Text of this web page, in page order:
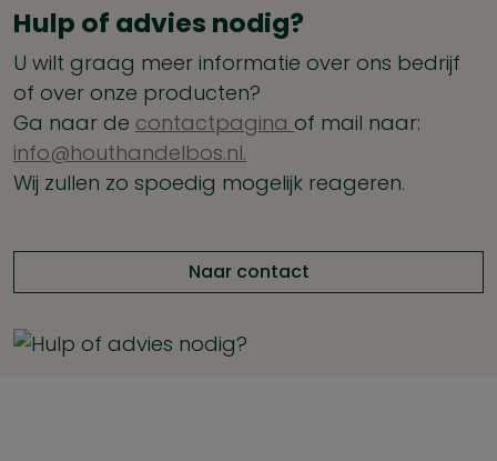
Hulp of advies nodig?
U wilt graag meer informatie over ons bedrijf
of over onze producten?
Ga naar de contactpagina of mail naar:
info@houthandelbos.nl.
Wij zullen zo spoedig mogelijk reageren.
Naar contact